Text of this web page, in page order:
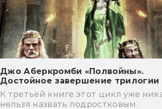
Джо Аберкромби «Полвойны».
Достойное завершение трилогии
К третьей книге этот цикл уже
нельзя назвать подростковым.